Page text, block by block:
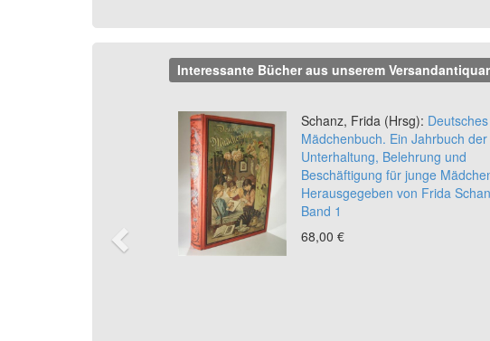
Interessante Bücher aus unserem
Schanz, Frida (Hrsg): Deutsches
Mädchenbuch. Ein Jahrbuch der
Unterhaltung, Belehrung und
Beschäftigung für junge
Herausgegeben von Frida
Band 1
68,00 €
Previous